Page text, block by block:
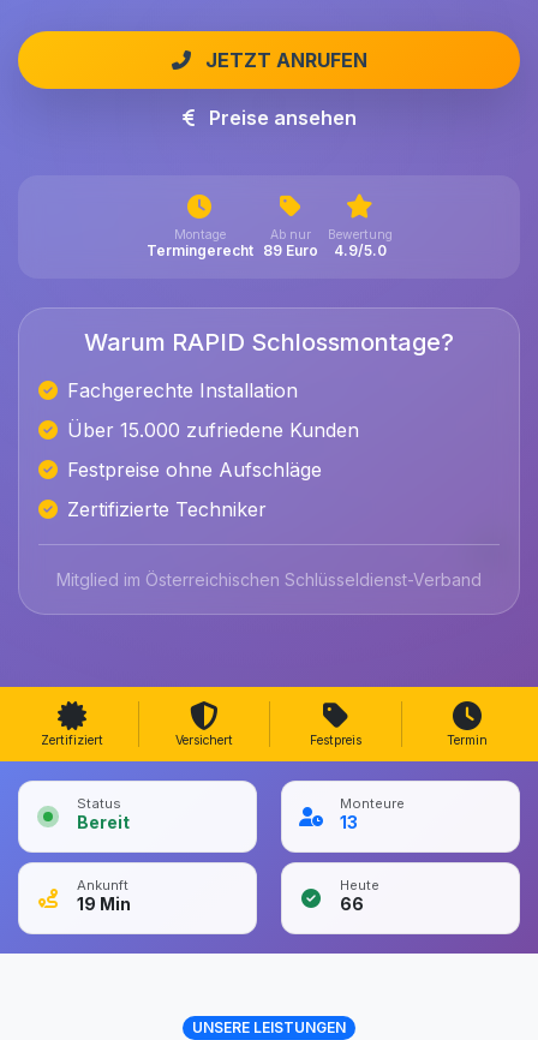
JETZT ANRUFEN
Preise ansehen
Montage
Termingerecht
Ab nur
89 Euro
Bewertung
4.9/5.0
Warum RAPID Schlossmontage?
Fachgerechte Installation
Über 15.000 zufriedene Kunden
Festpreise ohne Aufschläge
Zertifizierte Techniker
Mitglied im Österreichischen Schlüsseldienst-Verband
Zertifiziert Versichert Festpreis Termin
Status
Bereit
Monteure
13
Ankunft
19 Min
Heute
66
UNSERE LEISTUNGEN